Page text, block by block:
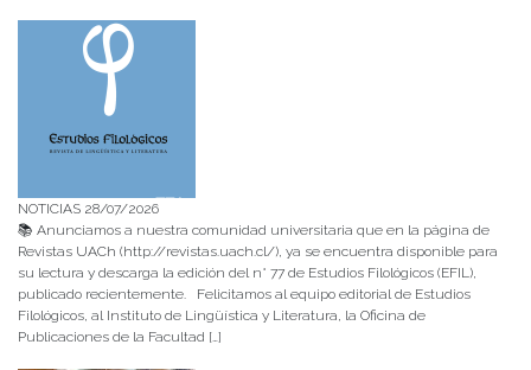
NOTICIAS 28/07/2026
📚 Anunciamos a nuestra comunidad universitaria que en la página de
Revistas UACh (http://revistas.uach.cl/), ya se encuentra disponible para
su lectura y descarga la edición del n° 77 de Estudios Filológicos (EFIL),
publicado recientemente. Felicitamos al equipo editorial de Estudios
Filológicos, al Instituto de Lingüística y Literatura, la Oficina de
Publicaciones de la Facultad […]